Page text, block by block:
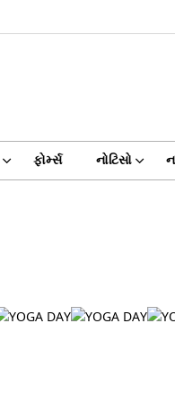
ફોર્મ્સ નોટિસો